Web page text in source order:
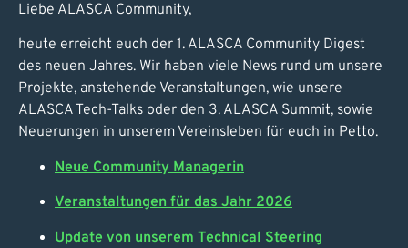
Liebe ALASCA Community,
heute erreicht euch der 1. ALASCA Community Digest
des neuen Jahres. Wir haben viele News rund um unsere
Projekte, anstehende Veranstaltungen, wie unsere
ALASCA Tech-Talks oder den 3. ALASCA Summit, sowie
Neuerungen in unserem Vereinsleben für euch in Petto.
Neue Community Managerin
Veranstaltungen für das Jahr 2026
Update von unserem Technical Steering